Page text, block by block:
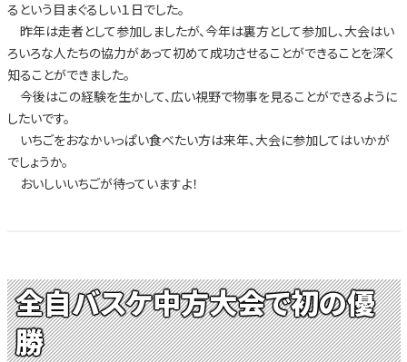
るという目まぐるしい１日でした。
昨年は走者として参加しましたが、今年は裏方として参加し、大会はい
ろいろな人たちの協力があって初めて成功させることができることを深く
知ることができました。
今後はこの経験を生かして、広い視野で物事を見ることができるように
したいです。
いちごをおなかいっぱい食べたい方は来年、大会に参加してはいかが
でしょうか。
おいしいいちごが待っていますよ！
全自バスケ中方大会で初の優
勝